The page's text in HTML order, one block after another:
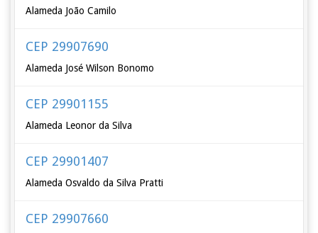
Alameda João Camilo
CEP 29907690
Alameda José Wilson Bonomo
CEP 29901155
Alameda Leonor da Silva
CEP 29901407
Alameda Osvaldo da Silva Pratti
CEP 29907660